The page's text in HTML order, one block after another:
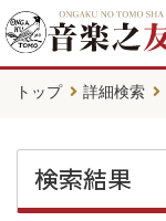
トップ 詳細検索
検索結果